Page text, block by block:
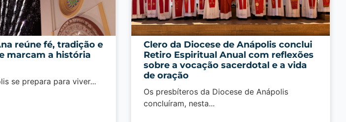
reúne fé, tradição e
marcam a história
se prepara para viver...
Clero da Diocese de Anápolis conclui
Retiro Espiritual Anual com reflexões
sobre a vocação sacerdotal e a vida
de oração
Os presbíteros da Diocese de Anápolis
concluíram, nesta...